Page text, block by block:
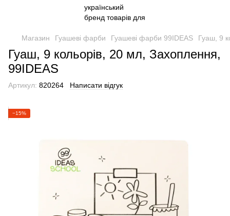
Магазин Гуашеві фарби Гуашеві фарби 99IDEAS Гуаш, 9
Гуаш, 9 кольорів, 20 мл, Захоплення,
99IDEAS
Артикул: 820264 Написати відгук
−15%